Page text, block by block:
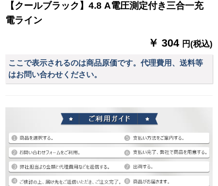
【クールブラック】4.8 A電圧測定付き三合一充
電ライン
￥ 304 円(税込)
ここで表示されるのは商品原価です。代理費用、送料等
はお問い合わせください。